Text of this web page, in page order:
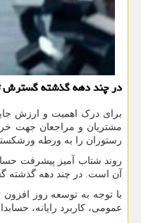
در چند دهه گذشته گسترش
برای درک اهمیت و ارزش
مشتریان و مراجعان جهت
رستوران را به ورطه
روند شتاب آمیز پیشرفت
آن است. در چند دهه گذشته
با توجه به توسعه روز
عمومی، کاربرد رایانه،